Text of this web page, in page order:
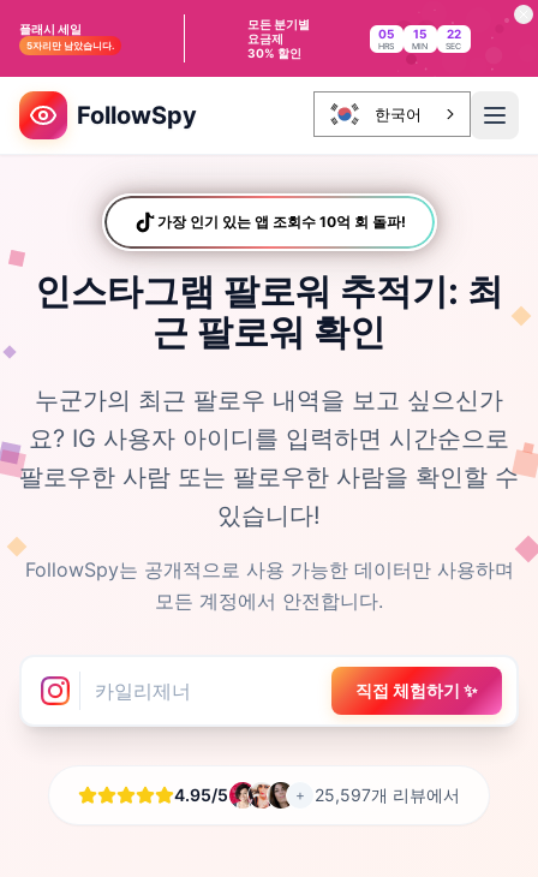
플래시 세일
5자리만 남았습니다.
모든 분기별
요금제
30% 할인
05
HRS
15
MIN
21
SEC
FollowSpy 한국어
가장 인기 있는 앱 TikTokTikTok
조회수 10억 회 돌파!
인스타그램 팔로워 추적기: 최
근 팔로워 확인
누군가의 최근 팔로우 내역을 보고 싶으신가
요? IG 사용자 아이디를 입력하면 시간순으로
팔로우한 사람 또는 팔로우한 사람을 확인할 수
있습니다!
FollowSpy는 공개적으로 사용 가능한 데이터만 사용하며
모든 계정에서 안전합니다.
직접 체험하기 ✨
4.95/5 + 25,597개 리뷰에서